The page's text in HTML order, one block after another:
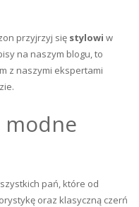
przyjrzyj się stylowi w
na naszym blogu, to
z naszymi ekspertami
modne
pań, które od
oraz klasyczną czerń